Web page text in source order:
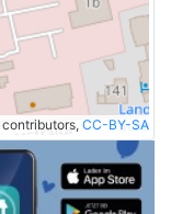
contributors, CC-BY-SA